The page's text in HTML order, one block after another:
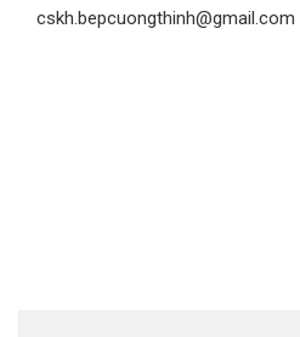
cskh.bepcuongthinh@gmail.com